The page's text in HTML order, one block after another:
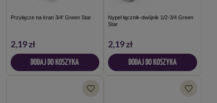
Przyłącze na kran 3/4' Green Star
2,19 zł
DODAJ DO KOSZYKA
Nypel łącznik-dwójnik 1/2-3/4 Green
Star
2,19 zł
DODAJ DO KOSZYKA